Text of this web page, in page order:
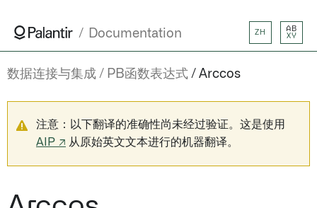
Documentation ZH
AB
XY
数据连接与集成 PB函数表达式 Arccos
注意：以下翻译的准确性尚未经过验证。这是使用
AIP ↗ 从原始英文文本进行的机器翻译。